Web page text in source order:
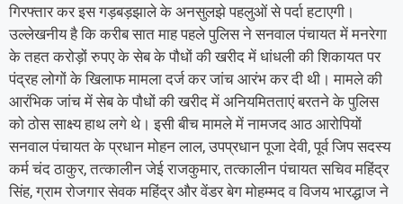
गिरफ्तार कर इस गड़बड़झाले के अनसुलझे पहलुओं से पर्दा हटाएगी।
उल्लेखनीय है कि करीब सात माह पहले पुलिस ने सनवाल पंचायत में मनरेगा
के तहत करोड़ों रुपए के सेब के पौधों की खरीद में धांधली की शिकायत पर
पंद्रह लोगों के खिलाफ मामला दर्ज कर जांच आरंभ कर दी थी। मामले की
आरंभिक जांच में सेब के पौधों की खरीद में अनियमितताएं बरतने के पुलिस
को ठोस साक्ष्य हाथ लगे थे। इसी बीच मामले में नामजद आठ आरोपियों
सनवाल पंचायत के प्रधान मोहन लाल, उपप्रधान पूजा देवी, पूर्व जिप सदस्य
कर्म चंद ठाकुर, तत्कालीन जेई राजकुमार, तत्कालीन पंचायत सचिव महिंद्र
सिंह, ग्राम रोजगार सेवक महिंद्र और वेंडर बेग मोहम्मद व विजय भारद्धाज ने